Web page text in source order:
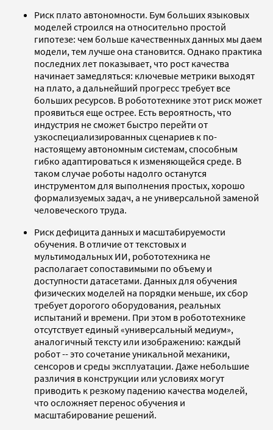
Риск плато автономности. Бум больших языковых
моделей строился на относительно простой
гипотезе: чем больше качественных данных мы даем
модели, тем лучше она становится. Однако практика
последних лет показывает, что рост качества
начинает замедляться: ключевые метрики выходят
на плато, а дальнейший прогресс требует все
больших ресурсов. В робототехнике этот риск может
проявиться еще острее. Есть вероятность, что
индустрия не сможет быстро перейти от
узкоспециализированных сценариев к по-
настоящему автономным системам, способным
гибко адаптироваться к изменяющейся среде. В
таком случае роботы надолго останутся
инструментом для выполнения простых, хорошо
формализуемых задач, а не универсальной заменой
человеческого труда.
Риск дефицита данных и масштабируемости
обучения. В отличие от текстовых и
мультимодальных ИИ, робототехника не
располагает сопоставимыми по объему и
доступности датасетами. Данных для обучения
физических моделей на порядки меньше, их сбор
требует дорогого оборудования, реальных
испытаний и времени. При этом в робототехнике
отсутствует единый «универсальный медиум»,
аналогичный тексту или изображению: каждый
робот -- это сочетание уникальной механики,
сенсоров и среды эксплуатации. Даже небольшие
различия в конструкции или условиях могут
приводить к резкому падению качества моделей,
что осложняет перенос обучения и
масштабирование решений.